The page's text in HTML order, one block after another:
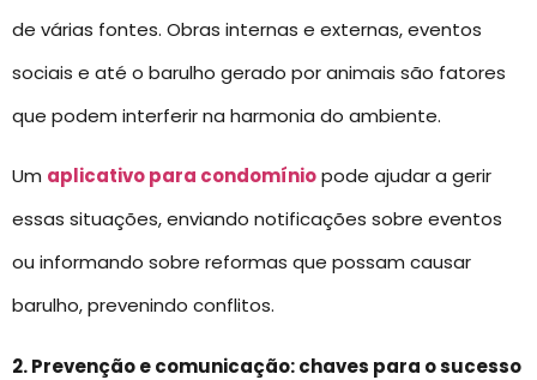
de várias fontes. Obras internas e externas, eventos
sociais e até o barulho gerado por animais são fatores
que podem interferir na harmonia do ambiente.
Um aplicativo para condomíniopode ajudar a gerir
essas situações, enviando notificações sobre eventos
ou informando sobre reformas que possam causar
barulho, prevenindo conflitos.
2. Prevenção e comunicação: chaves para o sucesso